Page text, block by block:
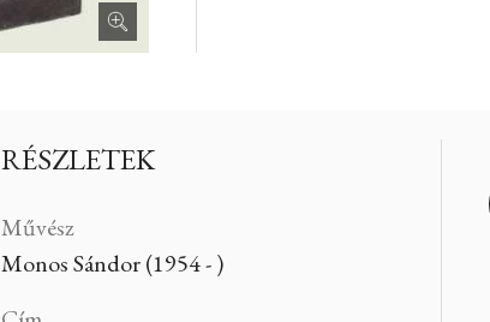
RÉSZLETEK
Művész
Monos Sándor (1954 - )